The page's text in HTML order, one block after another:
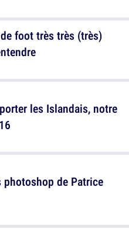
foot très très (très)
de Patrice
les Islandais, notre